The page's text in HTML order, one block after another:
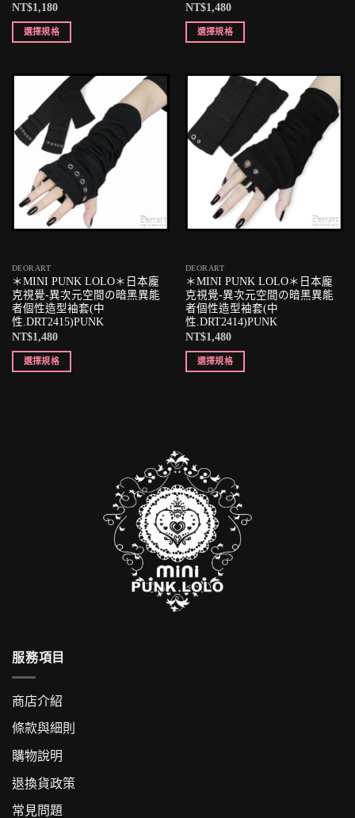
NT$1,180
選擇規格
NT$1,480
選擇規格
DEORART
＊MINI PUNK LOLO＊日本龐
克視覺-異次元空間の暗黑異能
者個性造型袖套(中
性.DRT2415)PUNK
NT$1,480
選擇規格
DEORART
＊MINI PUNK LOLO＊日本龐
克視覺-異次元空間の暗黑異能
者個性造型袖套(中
性.DRT2414)PUNK
NT$1,480
選擇規格
服務項目
商店介紹
條款與細則
購物說明
退換貨政策
常見問題